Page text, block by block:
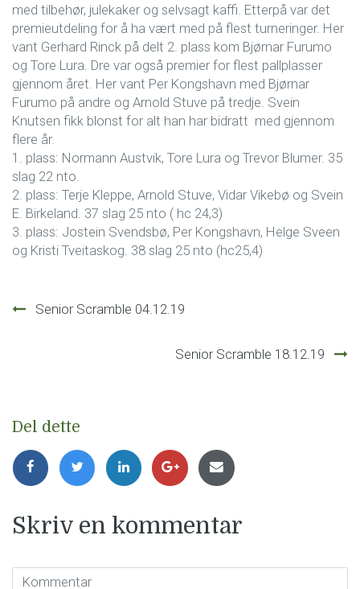
med tilbehør, julekaker og selvsagt kaffi. Etterpå var det
premieutdeling for å ha vært med på flest turneringer. Her
vant Gerhard Rinck på delt 2. plass kom Bjørnar Furumo
og Tore Lura. Dre var også premier for flest pallplasser
gjennom året. Her vant Per Kongshavn med Bjørnar
Furumo på andre og Arnold Stuve på tredje. Svein
Knutsen fikk blonst for alt han har bidratt med gjennom
flere år.
1. plass: Normann Austvik, Tore Lura og Trevor Blumer. 35
slag 22 nto.
2. plass: Terje Kleppe, Arnold Stuve, Vidar Vikebø og Svein
E. Birkeland. 37 slag 25 nto ( hc 24,3)
3. plass: Jostein Svendsbø, Per Kongshavn, Helge Sveen
og Kristi Tveitaskog. 38 slag 25 nto (hc25,4)
Innleggsnavigasjon
Senior Scramble 04.12.19
Senior Scramble 18.12.19
Del dette
Skriv en kommentar
Kommentar